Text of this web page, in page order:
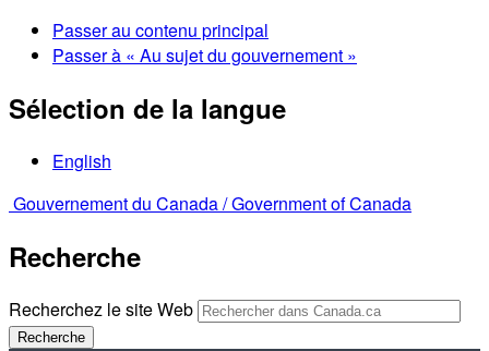
Passer au contenu principal
Passer à « Au sujet du gouvernement »
Sélection de la langue
English
Gouvernement du Canada /Government of Canada
Recherche
Recherchez le site Web
Recherche